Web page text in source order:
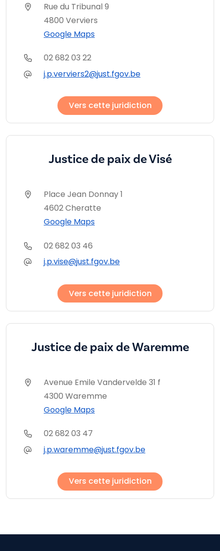
Rue du Tribunal 9
4800 Verviers
Google Maps
02 682 03 22
j.p.verviers2@just.fgov.be
Vers cette juridiction
Justice de paix de Visé
Place Jean Donnay 1
4602 Cheratte
Google Maps
02 682 03 46
j.p.vise@just.fgov.be
Vers cette juridiction
Justice de paix de Waremme
Avenue Emile Vandervelde 31 f
4300 Waremme
Google Maps
02 682 03 47
j.p.waremme@just.fgov.be
Vers cette juridiction